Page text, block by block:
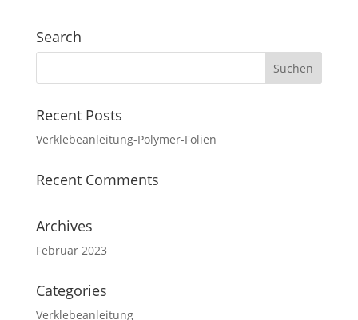
Search
Recent Posts
Verklebeanleitung-Polymer-Folien
Recent Comments
Archives
Februar 2023
Categories
Verklebeanleitung